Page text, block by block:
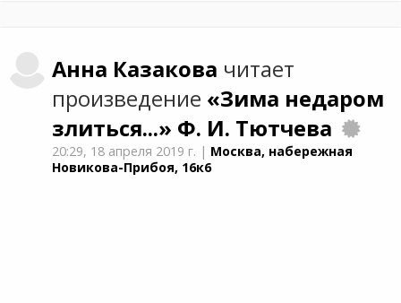
Анна Казакова читает
произведение «Зима недаром
злиться...» Ф. И. Тютчева
20:29, 18 апреля 2019 г. | Москва, набережная
Новикова-Прибоя, 16к6